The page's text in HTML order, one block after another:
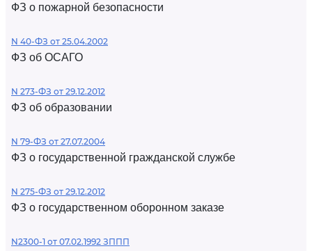
ФЗ о пожарной безопасности
N 40-ФЗ от 25.04.2002
ФЗ об ОСАГО
N 273-ФЗ от 29.12.2012
ФЗ об образовании
N 79-ФЗ от 27.07.2004
ФЗ о государственной гражданской службе
N 275-ФЗ от 29.12.2012
ФЗ о государственном оборонном заказе
N2300-1 от 07.02.1992 ЗППП